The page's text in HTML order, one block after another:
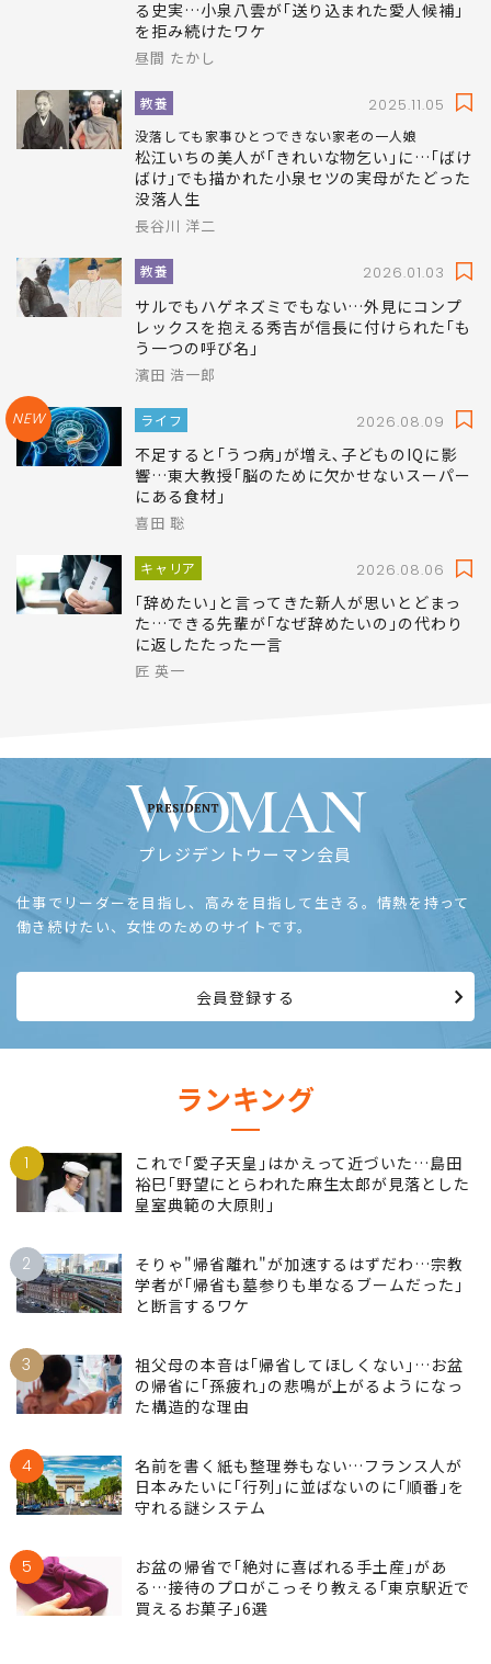
る史実…小泉八雲が｢送り込まれた愛人候補｣
を拒み続けたワケ
昼間 たかし
教養 2025.11.05
没落しても家事ひとつできない家老の一人娘
松江いちの美人が｢きれいな物乞い｣に…｢ばけ
ばけ｣でも描かれた小泉セツの実母がたどった
没落人生
長谷川 洋二
教養 2026.01.03
サルでもハゲネズミでもない…外見にコンプ
レックスを抱える秀吉が信長に付けられた｢も
う一つの呼び名｣
濱田 浩一郎
NEW ライフ 2026.08.09
不足すると｢うつ病｣が増え､子どものIQに影
響…東大教授｢脳のために欠かせないスーパー
にある食材｣
喜田 聡
キャリア 2026.08.06
｢辞めたい｣と言ってきた新人が思いとどまっ
た…できる先輩が｢なぜ辞めたいの｣の代わり
に返したたった一言
匠 英一
プレジデントウーマン会員
仕事でリーダーを目指し、高みを目指して生きる。情熱を持って
働き続けたい、女性のためのサイトです。
会員登録する
ランキング
1
これで｢愛子天皇｣はかえって近づいた…島田
裕巳｢野望にとらわれた麻生太郎が見落とした
皇室典範の大原則｣
2
そりゃ"帰省離れ"が加速するはずだわ…宗教
学者が｢帰省も墓参りも単なるブームだった｣
と断言するワケ
3
祖父母の本音は｢帰省してほしくない｣…お盆
の帰省に｢孫疲れ｣の悲鳴が上がるようになっ
た構造的な理由
4
名前を書く紙も整理券もない…フランス人が
日本みたいに｢行列｣に並ばないのに｢順番｣を
守れる謎システム
5
お盆の帰省で｢絶対に喜ばれる手土産｣があ
る…接待のプロがこっそり教える｢東京駅近で
買えるお菓子｣6選